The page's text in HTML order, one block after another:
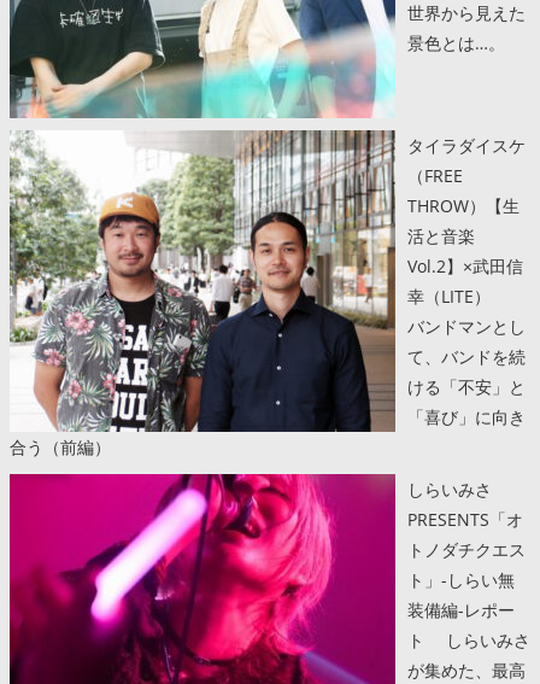
世界から見えた
景色とは…。
タイラダイスケ
（FREE
THROW）【生
活と音楽
Vol.2】×武田信
幸（LITE）
バンドマンとし
て、バンドを続
ける「不安」と
「喜び」に向き
合う（前編）
しらいみさ
PRESENTS「オ
トノダチクエス
ト」-しらい無
装備編-レポー
ト しらいみさ
が集めた、最高